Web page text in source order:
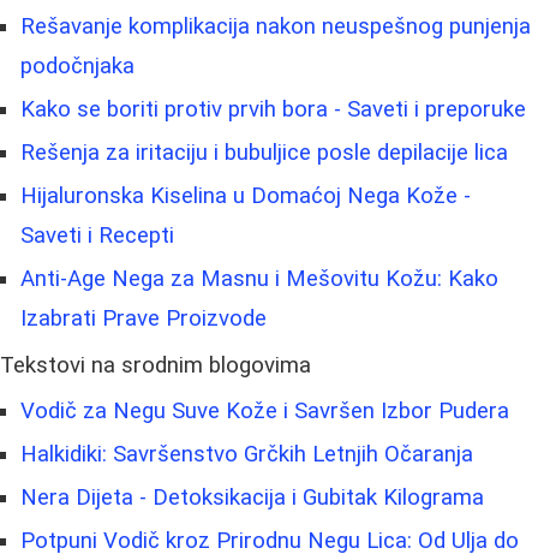
Rešavanje komplikacija nakon neuspešnog punjenja
podočnjaka
Kako se boriti protiv prvih bora - Saveti i preporuke
Rešenja za iritaciju i bubuljice posle depilacije lica
Hijaluronska Kiselina u Domaćoj Nega Kože -
Saveti i Recepti
Anti-Age Nega za Masnu i Mešovitu Kožu: Kako
Izabrati Prave Proizvode
Tekstovi na srodnim blogovima
Vodič za Negu Suve Kože i Savršen Izbor Pudera
Halkidiki: Savršenstvo Grčkih Letnjih Očaranja
Nera Dijeta - Detoksikacija i Gubitak Kilograma
Potpuni Vodič kroz Prirodnu Negu Lica: Od Ulja do